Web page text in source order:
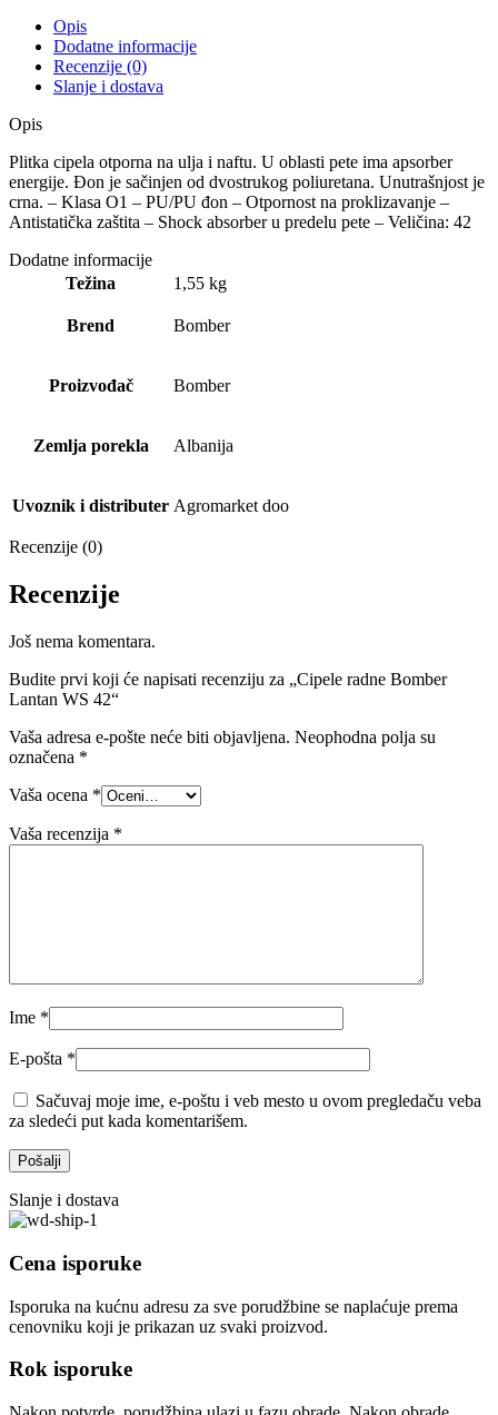
Opis
Dodatne informacije
Recenzije (0)
Slanje i dostava
Opis
Plitka cipela otporna na ulja i naftu. U oblasti pete ima apsorber
energije. Đon je sačinjen od dvostrukog poliuretana. Unutrašnjost je
crna. – Klasa O1 – PU/PU đon – Otpornost na proklizavanje –
Antistatička zaštita – Shock absorber u predelu pete – Veličina: 42
Dodatne informacije
Težina
1,55 kg
Brend Bomber
Proizvođač Bomber
Zemlja porekla Albanija
Uvoznik i distributer Agromarket doo
Recenzije (0)
Recenzije
Još nema komentara.
Budite prvi koji će napisati recenziju za „Cipele radne Bomber
Lantan WS 42“
Vaša adresa e-pošte neće biti objavljena. Neophodna polja su
označena *
Vaša ocena *
Vaša recenzija *
Ime *
E-pošta *
Sačuvaj moje ime, e-poštu i veb mesto u ovom pregledaču veba
za sledeći put kada komentarišem.
Slanje i dostava
Cena isporuke
Isporuka na kućnu adresu za sve porudžbine se naplaćuje prema
cenovniku koji je prikazan uz svaki proizvod.
Rok isporuke